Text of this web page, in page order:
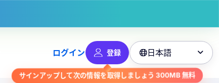
ログイン 登録
サインアップして次の情報を取得しましょう300MB無料
日本語 